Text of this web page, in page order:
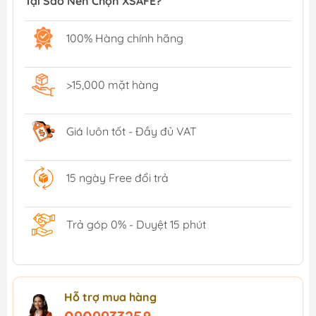
100% Hàng chính hãng
>15,000 mặt hàng
Giá luôn tốt - Đầy đủ VAT
15 ngày Free đổi trả
Trả góp 0% - Duyệt 15 phút
Hỗ trợ mua hàng